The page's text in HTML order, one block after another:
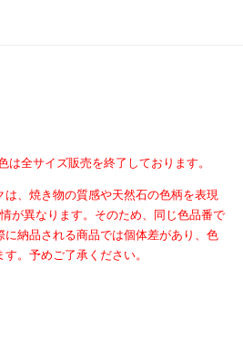
全サイズ販売を終了しております。
、焼き物の質感や天然石の色柄を表現
が異なります。そのため、同じ色品番で
に納品される商品では個体差があり、色
。予めご了承ください。